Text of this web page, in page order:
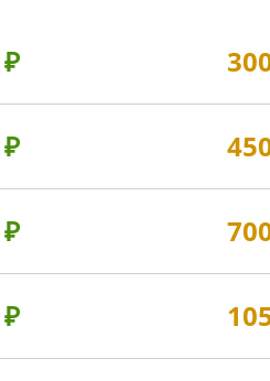
₽
₽
₽
₽